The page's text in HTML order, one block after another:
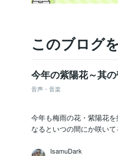
このブログ
今年の紫陽花～其の
音声・音楽
今年も梅雨の花・紫陽花
なるといつの間にか咲い
IsamuDark